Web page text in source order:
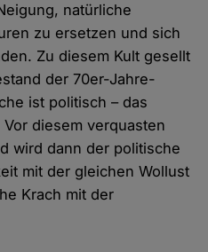
natürliche
zu ersetzen und sich
Zu diesem Kult gesellt
der 70er-Jahre-
ist politisch – das
diesem verquasten
wird dann der politische
mit der gleichen Wollust
Krach mit der